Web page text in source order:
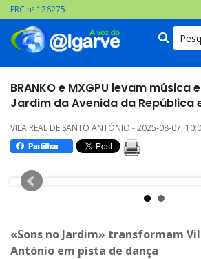
ERC nº 126275
BRANKO e MXGPU levam música
Jardim da Avenida da República
VILA REAL DE SANTO ANTÓNIO - 2025-08-07,
«Sons no Jardim» transformam
António em pista de dança